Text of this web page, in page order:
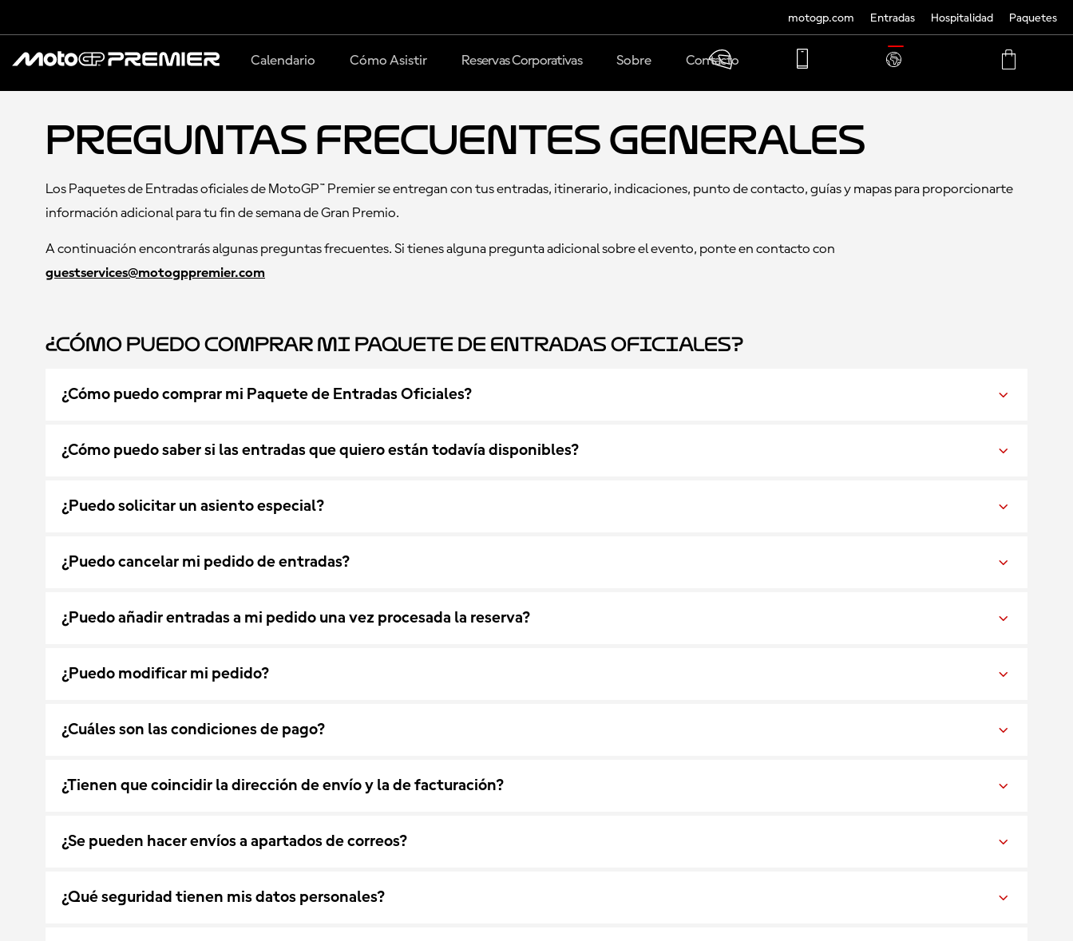
motogp.com Entradas Hospitalidad Paquetes
TRANSLATE
MY
Calendario Cómo Asistir Reservas Corporativas Sobre Contacto
Preguntas Frecuentes generales
Los Paquetes de Entradas oficiales de MotoGP™ Premier se entregan con tus entradas, itinerario, indicaciones, punto de contacto, guías y mapas para proporcionarte
información adicional para tu fin de semana de Gran Premio.
A continuación encontrarás algunas preguntas frecuentes. Si tienes alguna pregunta adicional sobre el evento, ponte en contacto con
guestservices@motogppremier.com
¿Cómo puedo comprar mi Paquete de Entradas Oficiales?
¿Cómo puedo comprar mi Paquete de Entradas Oficiales?
¿Cómo puedo saber si las entradas que quiero están todavía disponibles?
¿Puedo solicitar un asiento especial?
¿Puedo cancelar mi pedido de entradas?
¿Puedo añadir entradas a mi pedido una vez procesada la reserva?
¿Puedo modificar mi pedido?
¿Cuáles son las condiciones de pago?
¿Tienen que coincidir la dirección de envío y la de facturación?
¿Se pueden hacer envíos a apartados de correos?
¿Qué seguridad tienen mis datos personales?